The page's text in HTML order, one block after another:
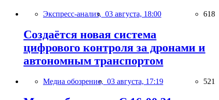
Экспресс-анализ, 03 августа, 18:00 618
Создаётся новая система
цифрового контроля за дронами и
автономным транспортом
Медиа обозрение, 03 августа, 17:19 521